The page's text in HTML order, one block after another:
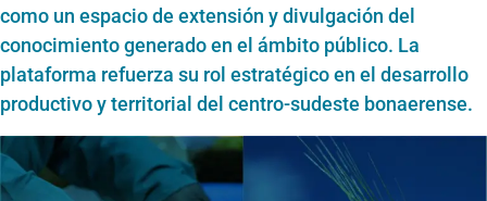
como un espacio de extensión y divulgación del
conocimiento generado en el ámbito público. La
plataforma refuerza su rol estratégico en el desarrollo
productivo y territorial del centro-sudeste bonaerense.